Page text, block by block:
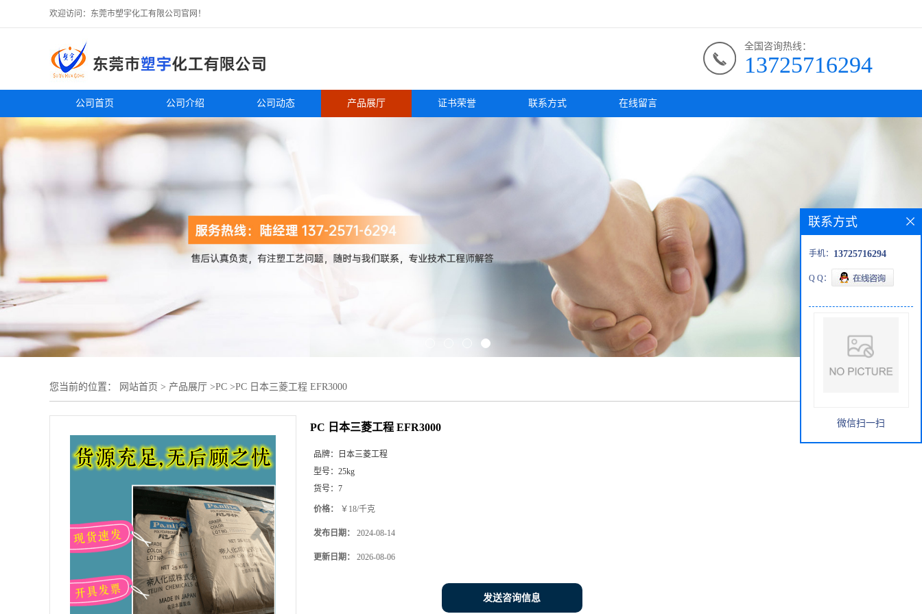
欢迎访问：东莞市塑宇化工有限公司官网！
全国咨询热线：
13725716294
公司首页 公司介绍 公司动态 产品展厅 证书荣誉 联系方式 在线留言
您当前的位置： 网站首页 > 产品展厅 >PC >PC 日本三菱工程 EFR3000
PC 日本三菱工程 EFR3000
品牌：
日本三菱工程
型号： 25kg
货号： 7
价格： ￥18/千克
发布日期： 2024-08-14
更新日期： 2026-08-06
发送咨询信息
联系方式
手机： 13725716294
Q Q：
微信扫一扫